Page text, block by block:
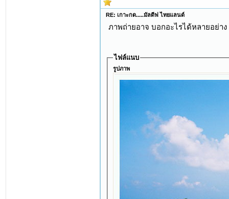
RE: เกาะกด.....มัลดีฟ ไทยแลนด์
ภาพถ่ายอาจ บอกอะไรได้หลายอย่า
ไฟล์แนบ
รูปภาพ